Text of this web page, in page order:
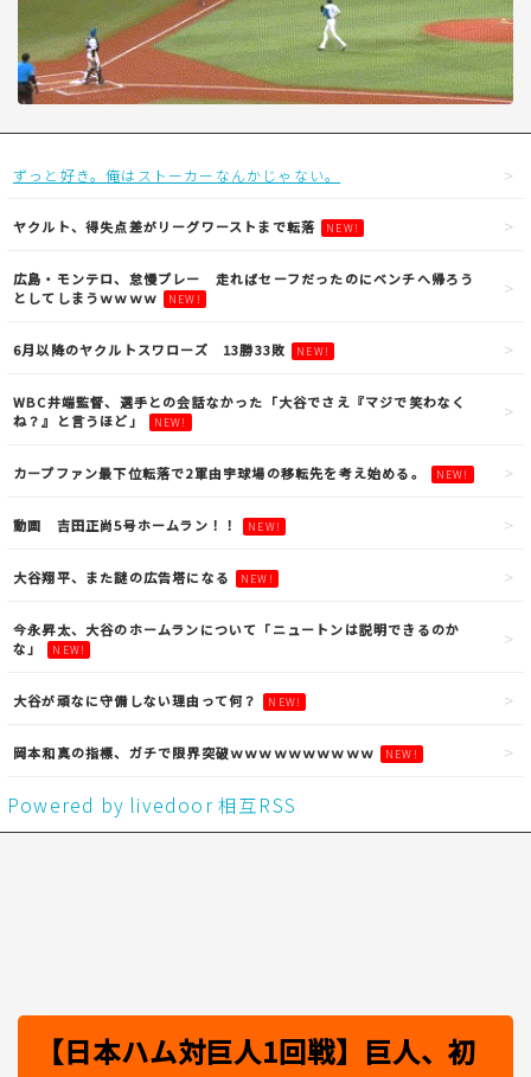
ずっと好き。俺はストーカーなんかじゃない。
ヤクルト、得失点差がリーグワーストまで転落 NEW!
広島・モンテロ、怠慢プレー 走ればセーフだったのにベンチへ帰ろう
としてしまうｗｗｗｗ
NEW!
6月以降のヤクルトスワローズ 13勝33敗 NEW!
WBC井端監督、選手との会話なかった「大谷でさえ『マジで笑わなく
ね？』と言うほど」
NEW!
カープファン最下位転落で2軍由宇球場の移転先を考え始める。 NEW!
動画 吉田正尚5号ホームラン！！ NEW!
大谷翔平、また謎の広告塔になる NEW!
今永昇太、大谷のホームランについて「ニュートンは説明できるのか
な」
NEW!
大谷が頑なに守備しない理由って何？ NEW!
岡本和真の指標、ガチで限界突破ｗｗｗｗｗｗｗｗｗｗ NEW!
Powered by livedoor 相互RSS
【日本ハム対巨人1回戦】巨人、初